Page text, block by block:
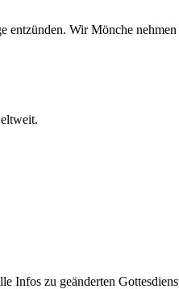
entzünden. Wir Mönche
Infos zu geänderten